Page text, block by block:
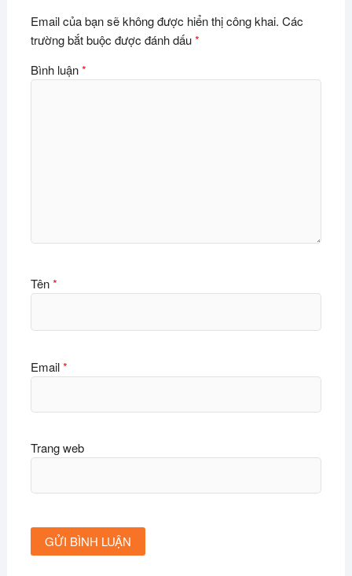
Email của bạn sẽ không được hiển thị công khai. Các
trường bắt buộc được đánh dấu*
Bình luận*
Tên*
Email*
Trang web